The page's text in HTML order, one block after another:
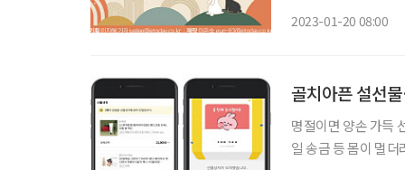
2023-01-20 08:00
골치아픈 설선
명절이면 양손 가득
일 송금 등 몸이 멀